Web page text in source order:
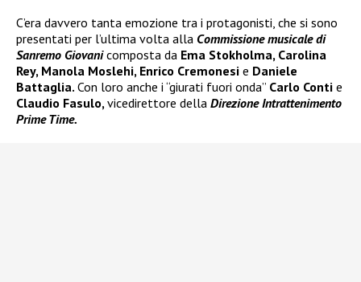
C’era davvero tanta emozione tra i protagonisti, che si sono
presentati per l’ultima volta alla Commissione musicale di
Sanremo Giovanicomposta da Ema Stokholma, Carolina
Rey, Manola Moslehi, Enrico Cremonesi e Daniele
Battaglia. Con loro anche i “giurati fuori onda” Carlo Conti e
Claudio Fasulo,vicedirettore della Direzione Intrattenimento
Prime Time.